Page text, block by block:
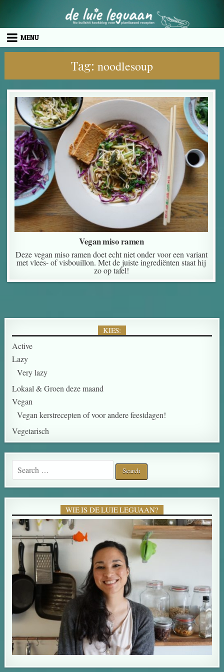
MENU
Tag: noodlesoup
Vegan miso ramen
Deze vegan miso ramen doet echt niet onder voor een variant
met vlees- of visbouillon. Met de juiste ingrediënten staat hij
zo op tafel!
KIES:
Active
Lazy
Very lazy
Lokaal & Groen deze maand
Vegan
Vegan kerstrecepten of voor andere feestdagen!
Vegetarisch
Search for:
WIE IS DE LUIE LEGUAAN?